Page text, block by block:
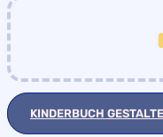
KINDERBUCH